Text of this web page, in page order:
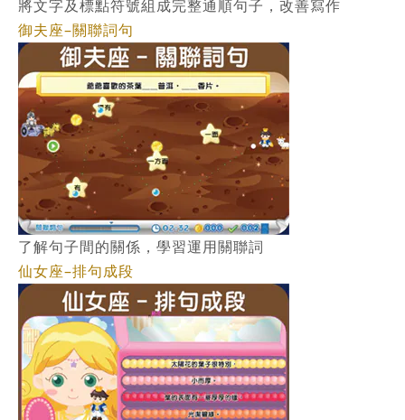
將文字及標點符號組成完整通順句子，改善寫作
御夫座–關聯詞句
了解句子間的關係，學習運用關聯詞
仙女座–排句成段